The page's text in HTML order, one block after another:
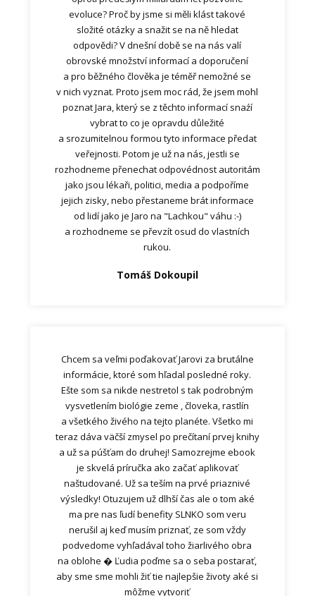
evoluce? Proč by jsme si měli klást takové
složité otázky a snažit se na ně hledat
odpovědi? V dnešní době se na nás valí
obrovské množství informací a doporučení
a pro běžného člověka je téměř nemožné se
v nich vyznat. Proto jsem moc rád, že jsem mohl
poznat Jara, který se z těchto informací snaźí
vybrat to co je opravdu důležité
a srozumitelnou formou tyto informace předat
veřejnosti. Potom je už na nás, jestli se
rozhodneme přenechat odpovédnost autoritám
jako jsou lékaři, politici, media a podpoříme
jejich zisky, nebo přestaneme brát informace
od lidí jako je Jaro na "Lachkou" váhu :-)
a rozhodneme se převzít osud do vlastních
rukou.
Tomáš Dokoupil
Chcem sa veľmi poďakovať Jarovi za brutálne
informácie, ktoré som hľadal posledné roky.
Ešte som sa nikde nestretol s tak podrobným
vysvetlením biológie zeme , človeka, rastlín
a všetkého živého na tejto planéte. Všetko mi
teraz dáva väčší zmysel po prečítaní prvej knihy
a už sa púšťam do druhej! Samozrejme ebook
je skvelá príručka ako začať aplikovať
naštudované. Už sa teším na prvé priaznivé
výsledky! Otuzujem už dlhší čas ale o tom aké
ma pre nas ľudí benefity SLNKO som veru
nerušil aj keď musím priznať, ze som vždy
podvedome vyhľadával toho žiarlivého obra
na oblohe � Ľudia poďme sa o seba postarať,
aby sme sme mohli žiť tie najlepšie životy aké si
môžme vytvoriť